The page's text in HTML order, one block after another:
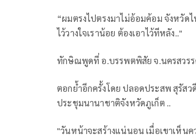
“ผมตรงไปตรงมาไม่อ้อมค้อม จังหวัด
ไว้วางใจเราน้อย ต้องเอาไว้ทีหลัง.."
ทักษิณพูดที่ อ.บรรพตพิสัย จ.นครสวร
ตอกย้ำอีกครั้งโดย ปลอดประสพ สุรัสว
ประชุมนานาชาติจังหวัดภูเก็ต ..
"วันหน้าจะสร้างแน่นอน เมื่อเขาเห็น